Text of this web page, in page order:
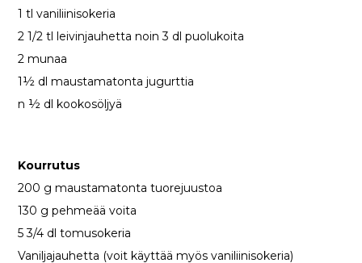
1 tl vaniliinisokeria
2 1/2 tl leivinjauhetta noin 3 dl puolukoita
2 munaa
1½ dl maustamatonta jugurttia
n ½ dl kookosöljyä
Kourrutus
200 g maustamatonta tuorejuustoa
130 g pehmeää voita
5 3/4 dl tomusokeria
Vaniljajauhetta (voit käyttää myös vaniliinisokeria)